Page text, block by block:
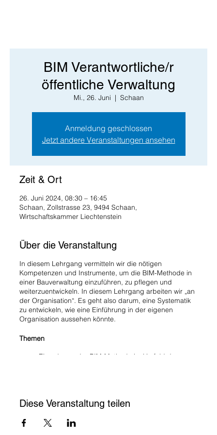
BIM Verantwortliche/r
öffentliche Verwaltung
Mi., 26. Juni
  |
Schaan
Anmeldung geschlossen
Jetzt andere Veranstaltungen ansehen
Zeit & Ort
26. Juni 2024, 08:30 – 16:45
Schaan, Zollstrasse 23, 9494 Schaan,
Wirtschaftskammer Liechtenstein
Über die Veranstaltung
In diesem Lehrgang vermitteln wir die nötigen
Kompetenzen und Instrumente, um die BIM-Methode in
einer Bauverwaltung einzuführen, zu pflegen und
weiterzuentwickeln. In diesem Lehrgang arbeiten wir „an
der Organisation“. Es geht also darum, eine Systematik
zu entwickeln, wie eine Einführung in der eigenen
Organisation aussehen könnte.
Themen
Einordnung der BIM-Methode im Umfeld der
nachhaltige Einführung der Methodik
Strategie, Struktur, Kultur in einem agilen Umfeld
Prozessmanagement und Organisationsstruktur
Diese Veranstaltung teilen